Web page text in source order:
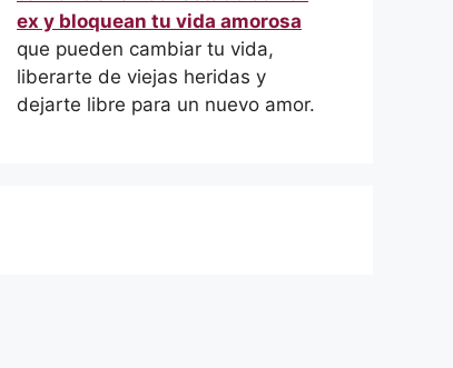
ex y bloquean tu vida amorosa
que pueden cambiar tu vida,
liberarte de viejas heridas y
dejarte libre para un nuevo amor.